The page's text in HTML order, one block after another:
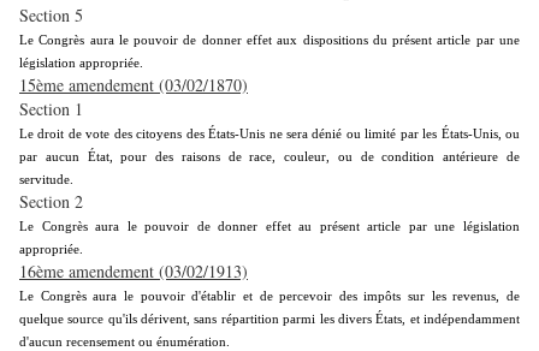
Section 5
Le Congrès aura le pouvoir de donner effet aux dispositions du présent article par une
législation appropriée.
15ème amendement (03/02/1870)
Section 1
Le droit de vote des citoyens des États-Unis ne sera dénié ou limité par les États-Unis, ou
par aucun État, pour des raisons de race, couleur, ou de condition antérieure de
servitude.
Section 2
Le Congrès aura le pouvoir de donner effet au présent article par une législation
appropriée.
16ème amendement (03/02/1913)
Le Congrès aura le pouvoir d'établir et de percevoir des impôts sur les revenus, de
quelque source qu'ils dérivent, sans répartition parmi les divers États, et indépendamment
d'aucun recensement ou énumération.